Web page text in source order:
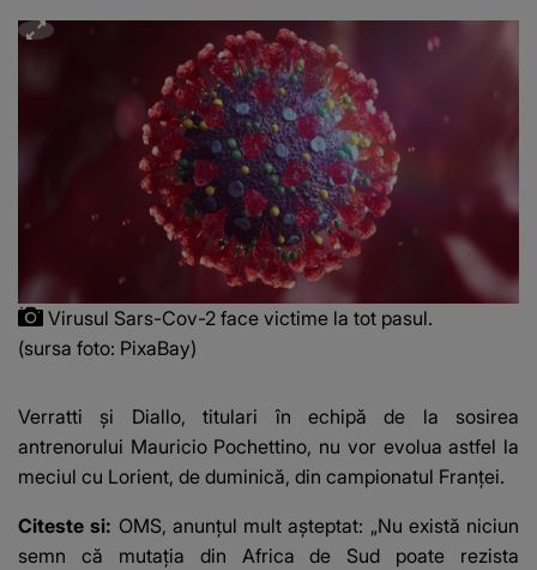
Virusul Sars-Cov-2 face victime la tot pasul.
(sursa foto: PixaBay)
Verratti şi Diallo, titulari în echipă de la sosirea
antrenorului Mauricio Pochettino, nu vor evolua astfel la
meciul cu Lorient, de duminică, din campionatul Franţei.
Citeste si: OMS, anunțul mult așteptat: „Nu există niciun
semn că mutația din Africa de Sud poate rezista